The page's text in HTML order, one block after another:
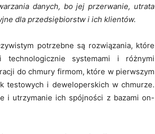
danych, bo jej przerwanie, utrata
dla przedsiębiorstw i ich klientów.
potrzebne są rozwiązania, które
systemami i różnymi
do chmury firmom, które w pierwszym
testowych i deweloperskich w chmurze.
i utrzymanie ich spójności z bazami on-